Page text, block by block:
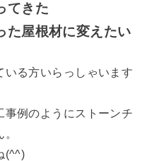
てきた
た屋根材に変えたい
いる方いらっしゃいます
事例のようにストーンチ
(^^)